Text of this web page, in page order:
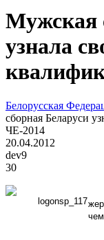
Мужская
узнала
Белорусская
сборная Беларуси
ЧЕ-2014
20.04.2012
dev9
30